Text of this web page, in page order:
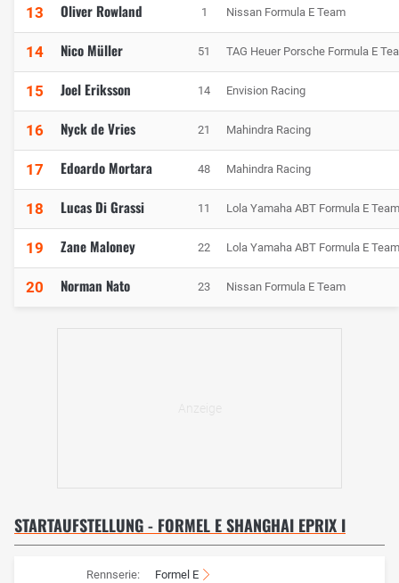
13 Oliver Rowland 1 Nissan Formula E Team
14 Nico Müller 51 TAG Heuer Porsche Formula E
15 Joel Eriksson 14 Envision Racing
16 Nyck de Vries 21 Mahindra Racing
17 Edoardo Mortara 48 Mahindra Racing
18 Lucas Di Grassi 11 Lola Yamaha ABT Formula E Team
19 Zane Maloney 22 Lola Yamaha ABT Formula E Team
20 Norman Nato 23 Nissan Formula E Team
STARTAUFSTELLUNG - FORMEL E SHANGHAI EPRIX I
Rennserie: Formel E